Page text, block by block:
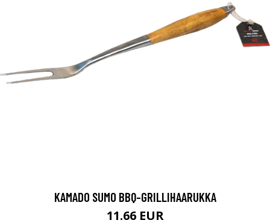
KAMADO SUMO BBQ-GRILLIHAARUKKA
11.66 EUR